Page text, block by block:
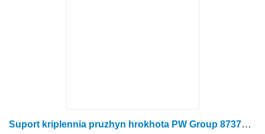
Suport kriplennia pruzhyn hrokhota PW Group 87379150 paredzēts graudu kombaina